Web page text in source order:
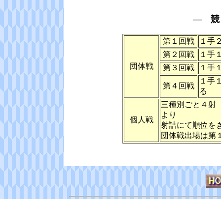
―
団体戦
第１回戦
１手
第２回戦
１手
第３回戦
１手
第４回戦
１手
る
個人戦
三種別ごと４射
より
射詰にて順位を
団体戦出場は第